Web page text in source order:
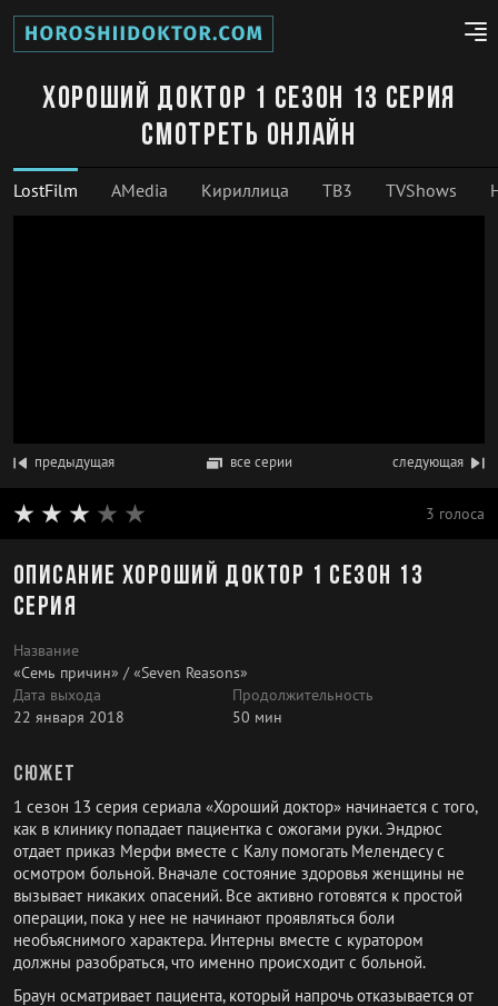
Хороший доктор 1 сезон 13 серия
смотреть онлайн
LostFilm AMedia Кириллица ТВ3 TVShows
предыдущая все серии следующая
3 голоса
Описание Хороший доктор 1 сезон 13
серия
Название
«Семь причин» / «Seven Reasons»
Дата выхода
22 января 2018
Продолжительность
50 мин
Сюжет
1 сезон 13 серия сериала «Хороший доктор» начинается с того,
как в клинику попадает пациентка с ожогами руки. Эндрюс
отдает приказ Мерфи вместе с Калу помогать Мелендесу с
осмотром больной. Вначале состояние здоровья женщины не
вызывает никаких опасений. Все активно готовятся к простой
операции, пока у нее не начинают проявляться боли
необъяснимого характера. Интерны вместе с куратором
должны разобраться, что именно происходит с больной.
Браун осматривает пациента, который напрочь отказывается от